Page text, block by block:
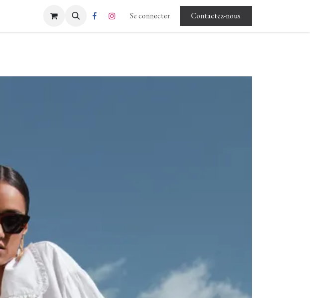
Contactez-nous Rgpd - Conditions d'utilisation
Se connecter Contactez-nous